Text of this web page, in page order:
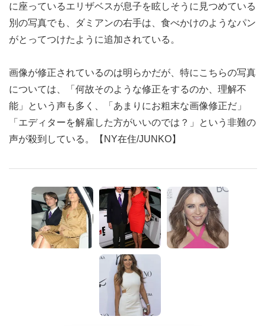
に座っているエリザベスが息子を眩しそうに見つめている
別の写真でも、ダミアンの右手は、食べかけのようなパン
がとってつけたように追加されている。
画像が修正されているのは明らかだが、特にこちらの写真
については、「何故そのような修正をするのか、理解不
能」という声も多く、「あまりにお粗末な画像修正だ」
「エディターを解雇した方がいいのでは？」という非難の
声が殺到している。【NY在住/JUNKO】